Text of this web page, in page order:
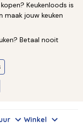
Keukenloods is
maak jouw keuken
Betaal nooit
Winkel